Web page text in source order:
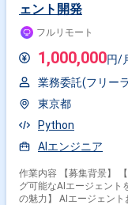
ェント開発
フルリモート
1,000,000円/
業務委託(フリー
東京都
Python
AIエンジニア
作業内容 【募集背景】 【作業内容】 大手ECサイトにおいて、ショッピン
グ可能なAIエージェントを開発します。 【求
の魅力】 AIエージェント